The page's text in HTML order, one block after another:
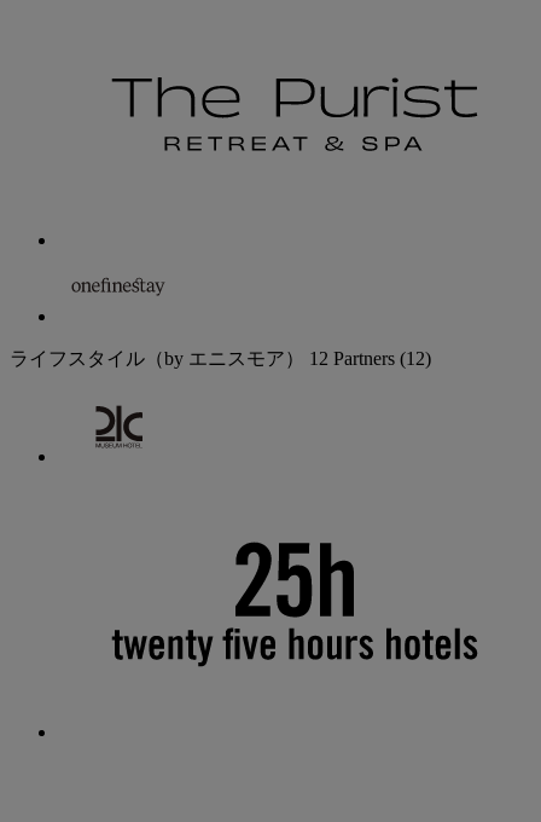
ライフスタイル（by エニスモア） 12 Partners (12)